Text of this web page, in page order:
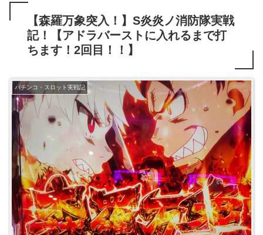
【森羅万象突入！】S炎炎ノ消防隊実戦
記！【アドラバーストに入れるまで打
ちます！2回目！！】
パチンコ・スロット実戦記